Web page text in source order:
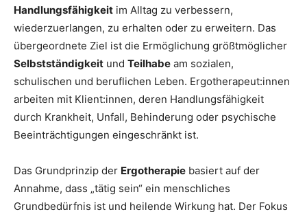
Handlungsfähigkeit im Alltag zu verbessern,
wiederzuerlangen, zu erhalten oder zu erweitern. Das
übergeordnete Ziel ist die Ermöglichung größtmöglicher
Selbstständigkeit und Teilhabe am sozialen,
schulischen und beruflichen Leben. Ergotherapeut:innen
arbeiten mit Klient:innen, deren Handlungsfähigkeit
durch Krankheit, Unfall, Behinderung oder psychische
Beeinträchtigungen eingeschränkt ist.
Das Grundprinzip der Ergotherapie basiert auf der
Annahme, dass „tätig sein“ ein menschliches
Grundbedürfnis ist und heilende Wirkung hat. Der Fokus